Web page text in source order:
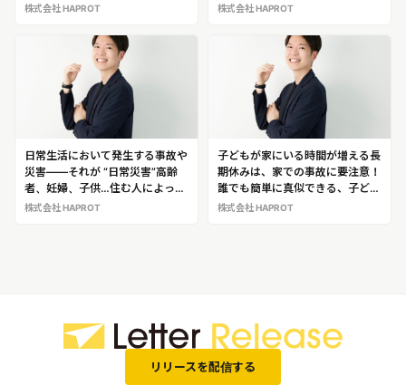
を解説！「作業療法士・安全な家
株式会社 HAPROT
くりポイントを伝授！安全な家づ
線で教えてくれる作業療法士・安
全な家づくりアドバイザー「満元
貴治」※安全な家づくりの専門家
として満元氏の解説・出演が可能
株式会社 HAPROT
日常生活において発生する事故や
災害――それが “日常災害”高齢
者、妊婦、子供…住む人によって
危険な場所は変わってくる！作業
株式会社 HAPROT
子どもが家にいる時間が増える長
期休みは、家での事故に要注意！
誰でも簡単に真似できる、子ども
の“日常災害”対策を伝授する作業
株式会社 HAPROT
リリースを配信する